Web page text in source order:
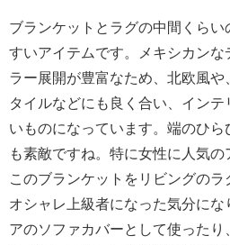
ブランケットとラグの中間くら
すいアイテムです。メキシカンな
ラー展開が豊富なため、北欧風
タイルなどにも良く合い、イン
いものになっています。端のひ
も素敵ですね。特に女性に人気の
このブランケットをリビングのラ
オシャレ上級者になった気分にな
アのソファカバーとして使った